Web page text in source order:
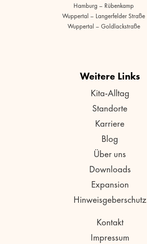
Hamburg – Rübenkamp
Wuppertal – Langerfelder Straße
Wuppertal – Goldlackstraße
Weitere Links
Kita-Alltag
Standorte
Karriere
Blog
Über uns
Downloads
Expansion
Hinweisgeberschutz
Kontakt
Impressum